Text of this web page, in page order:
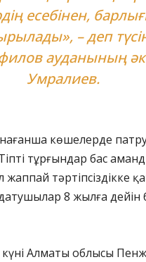
есебінен,
– деп
ауданының
Умралиев.
көшелерде
тұрғындар бас
тәртіпсіздікке
8 жылға дейін
күні Алматы облысы